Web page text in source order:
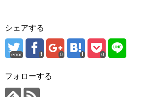
シェアする
error 0 0
フォローする